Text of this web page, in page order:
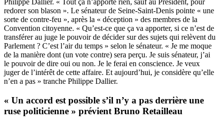
Philippe Dallier. « Tout ça n’apporte rien, sauf au Président, pour
redorer son blason ». Le sénateur de Seine-Saint-Denis pointe « une
sorte de contre-feu », après la « déception » des membres de la
Convention citoyenne. « Qu’est-ce que ça va apporter, si ce n’est de
transférer au juge le pouvoir de décider sur des sujets qui relèvent du
Parlement ? C’est l’air du temps » selon le sénateur. « Je me moque
de la manière dont (un vote contre) sera perçu. Je suis sénateur, j’ai
le pouvoir de dire oui ou non. Je le ferai en conscience. Je veux
juger de l’intérêt de cette affaire. Et aujourd’hui, je considère qu’elle
n’en a pas » tranche Philippe Dallier.
« Un accord est possible s’il n’y a pas derrière une
ruse politicienne » prévient Bruno Retailleau